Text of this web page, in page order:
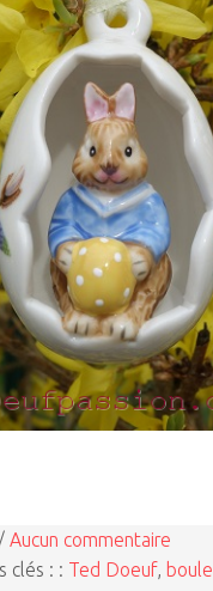
Aucun commentaire
clés : : Ted Doeuf, boule